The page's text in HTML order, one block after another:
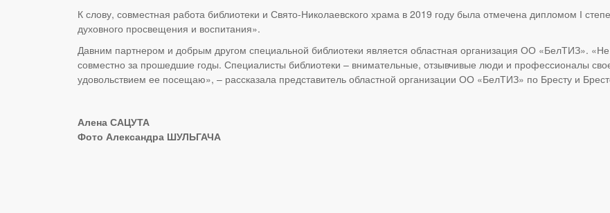
К слову, совместная работа библиотеки и Свято-Николаевского храма в 2019 году была отмечена дипломом І
духовного просвещения и воспитания».
Давним партнером и добрым другом специальной библиотеки является областная организация ОО «БелТИЗ».
совместно за прошедшие годы. Специалисты библиотеки – внимательные, отзывчивые люди и профессионалы
удовольствием ее посещаю», – рассказала представитель областной организации ОО «БелТИЗ» по Бресту и
Алена САЦУТА
Фото Александра ШУЛЬГАЧА